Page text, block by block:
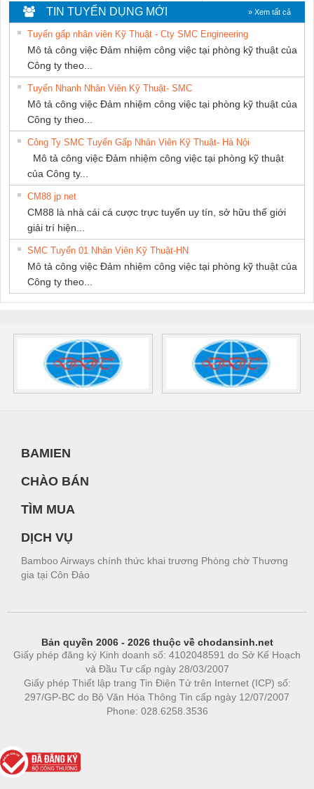
KTECH VIỆT
NAM
TIẾN HƯNG
TIN TUYỂN DỤNG MỚI » Xem tất cả
Tuyển gấp nhân viên Kỹ Thuật - Cty SMC Engineering
Mô tả công việc Đảm nhiệm công việc tại phòng kỹ thuật của
Công ty theo...
Tuyển Nhanh Nhân Viên Kỹ Thuật- SMC
Mô tả công việc Đảm nhiệm công việc tại phòng kỹ thuật của
Công ty theo...
Công Ty SMC Tuyển Gấp Nhân Viên Kỹ Thuật- Hà Nội
Mô tả công việc Đảm nhiệm công việc tại phòng kỹ thuật
của Công ty...
CM88 jp net
CM88 là nhà cái cá cược trực tuyến uy tín, sở hữu thế giới
giải trí hiện...
SMC Tuyển 01 Nhân Viên Kỹ Thuật-HN
Mô tả công việc Đảm nhiệm công việc tại phòng kỹ thuật của
Công ty theo...
BAMIEN
CHÀO BÁN
TÌM MUA
DỊCH VỤ
Bamboo Airways chính thức khai trương Phòng chờ Thương
gia tại Côn Đảo
Bản quyền 2006 - 2026 thuộc về chodansinh.net
Giấy phép đăng ký Kinh doanh số: 4102048591 do Sở Kế Hoạch
và Đầu Tư cấp ngày 28/03/2007
Giấy phép Thiết lập trang Tin Điện Tử trên Internet (ICP) số:
297/GP-BC do Bộ Văn Hóa Thông Tin cấp ngày 12/07/2007
Phone: 028.6258.3536